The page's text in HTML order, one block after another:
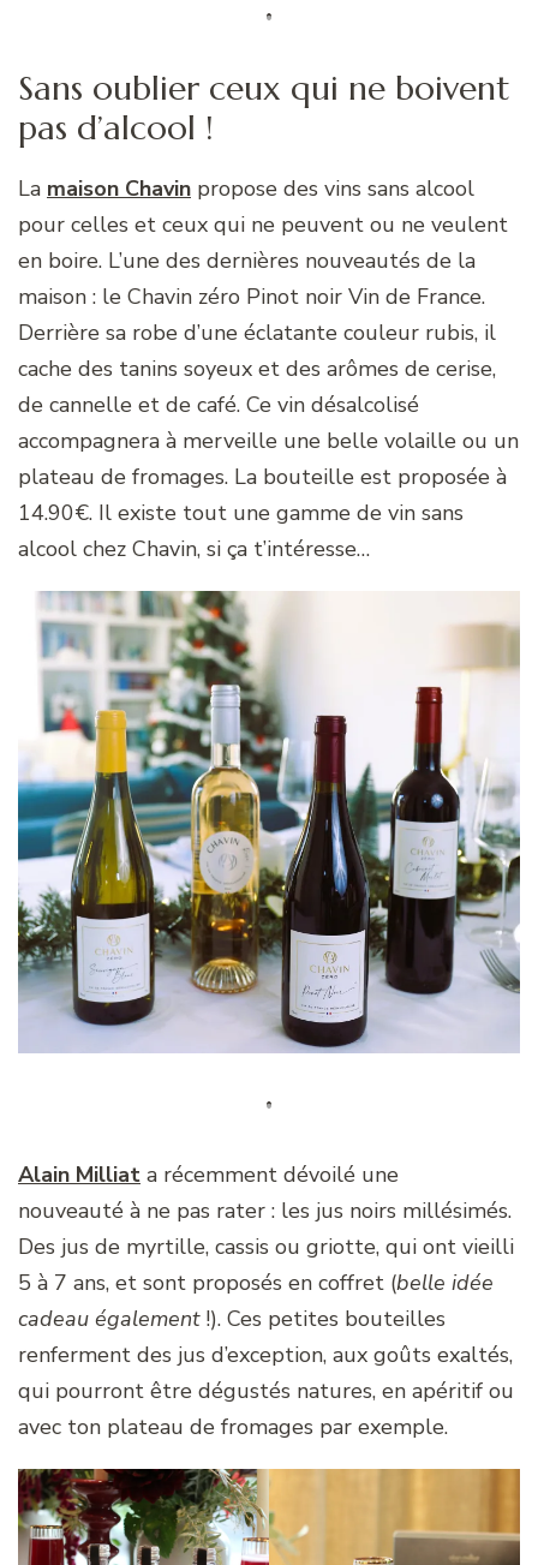
Sans oublier ceux qui ne boivent
pas d’alcool !
La maison Chavin propose des vins sans alcool
pour celles et ceux qui ne peuvent ou ne veulent
en boire. L’une des dernières nouveautés de la
maison : le Chavin zéro Pinot noir Vin de France.
Derrière sa robe d’une éclatante couleur rubis, il
cache des tanins soyeux et des arômes de cerise,
de cannelle et de café. Ce vin désalcolisé
accompagnera à merveille une belle volaille ou un
plateau de fromages. La bouteille est proposée à
14.90€. Il existe tout une gamme de vin sans
alcool chez Chavin, si ça t’intéresse…
Alain Milliat a récemment dévoilé une
nouveauté à ne pas rater : les jus noirs millésimés.
Des jus de myrtille, cassis ou griotte, qui ont vieilli
5 à 7 ans, et sont proposés en coffret (belle idée
cadeau également!). Ces petites bouteilles
renferment des jus d’exception, aux goûts exaltés,
qui pourront être dégustés natures, en apéritif ou
avec ton plateau de fromages par exemple.